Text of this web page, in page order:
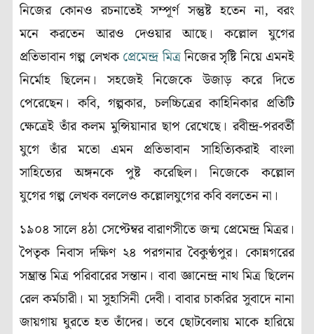
নিজের কোনও রচনাতেই সম্পূর্ণ সন্তুষ্ট হতেন না, বরং
মনে করতেন আরও দেওয়ার আছে। কল্লোল যুগের
প্রতিভাবান গল্প লেখকপ্রেমেন্দ্র মিত্রনিজের সৃষ্টি নিয়ে এমনই
নির্মোহ ছিলেন। সহজেই নিজেকে উজাড় করে দিতে
পেরেছেন। কবি, গল্পকার, চলচ্চিত্রের কাহিনিকার প্রতিটি
ক্ষেত্রেই তাঁর কলম মুন্সিয়ানার ছাপ রেখেছে। রবীন্দ্র-পরবর্তী
যুগে তাঁর মতো এমন প্রতিভাবান সাহিত্যিকরাই বাংলা
সাহিত্যের অঙ্গনকে পুষ্ট করেছিল। নিজেকে কল্লোল
যুগের গল্প লেখক বললেও কল্লোলযুগের কবি বলতেন না।
১৯০৪ সালে ৪ঠা সেপ্টেম্বর বারাণসীতে জন্ম প্রেমেন্দ্র মিত্রর।
পৈতৃক নিবাস দক্ষিণ ২৪ পরগনার বৈকুণ্ঠপুর। কোন্নগরের
সম্ভ্রান্ত মিত্র পরিবারের সন্তান। বাবা জ্ঞানেন্দ্র নাথ মিত্র ছিলেন
রেল কর্মচারী। মা সুহাসিনী দেবী। বাবার চাকরির সুবাদে নানা
জায়গায় ঘুরতে হত তাঁদের। তবে ছোটবেলায় মাকে হারিয়ে